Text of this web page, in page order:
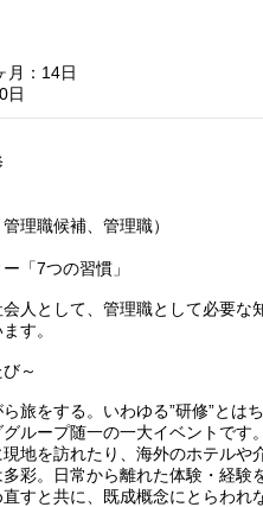
月：14日
日
理職候補、管理職）
「7つの習慣」
人として、管理職として必要な
す。
～
旅をする。いわゆる”研修”とは
グループ随一の一大イベントです
地を訪れたり、海外のホテルや
彩。日常から離れた体験・経験
すと共に、既成概念にとらわれ